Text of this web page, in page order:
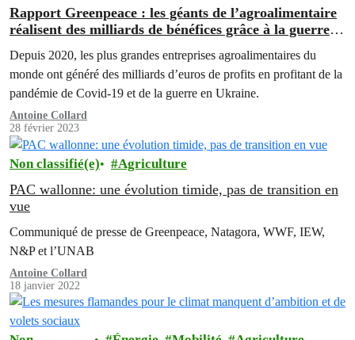
Rapport Greenpeace : les géants de l’agroalimentaire
réalisent des milliards de bénéfices grâce à la guerre et
Depuis 2020, les plus grandes entreprises agroalimentaires du
monde ont généré des milliards d’euros de profits en profitant de la
pandémie de Covid-19 et de la guerre en Ukraine.
Antoine Collard
28 février 2023
Non classifié(e) Agriculture
PAC wallonne: une évolution timide, pas de transition en
vue
Communiqué de presse de Greenpeace, Natagora, WWF, IEW,
N&P et l’UNAB
Antoine Collard
18 janvier 2022